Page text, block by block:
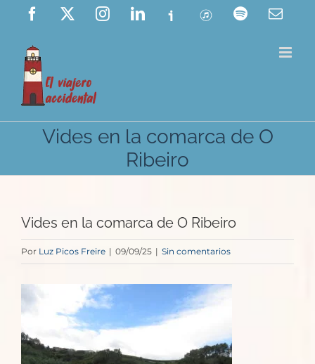
Saltar
contenido
Facebook InstagramLinkedIn
Ivoox ITunes Spotify
Vides en la comarca de O
Ribeiro
Vides en la comarca de O Ribeiro
Por Luz Picos Freire | 09/09/25 | Sin comentarios